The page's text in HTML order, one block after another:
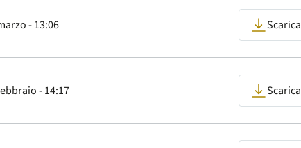
- 13:06 Scarica
- 14:17 Scarica